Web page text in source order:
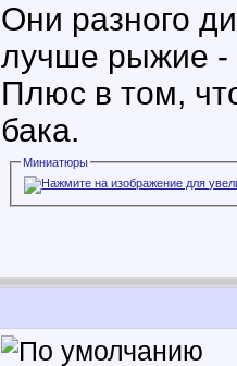
Они разного
лучше рыжие -
Плюс в том,
бака.
Миниатюры